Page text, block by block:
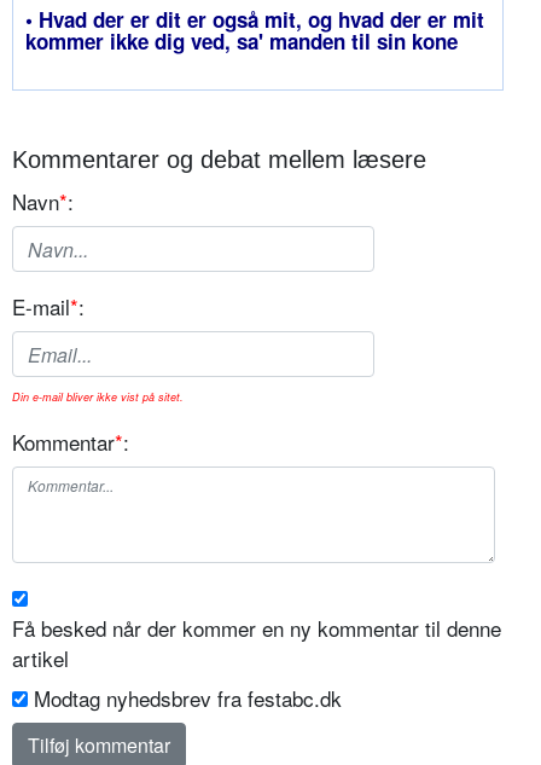
• Hvad der er dit er også mit, og hvad der er mit
kommer ikke dig ved, sa' manden til sin kone
Kommentarer og debat mellem læsere
Navn*:
E-mail*:
Din e-mail bliver ikke vist på sitet.
Kommentar*:
Få besked når der kommer en ny kommentar til denne
artikel
Modtag nyhedsbrev fra festabc.dk